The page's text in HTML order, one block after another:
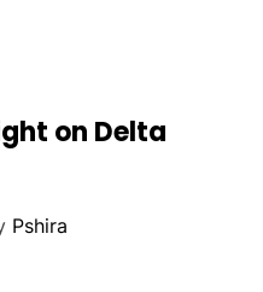
on Delta
Pshira